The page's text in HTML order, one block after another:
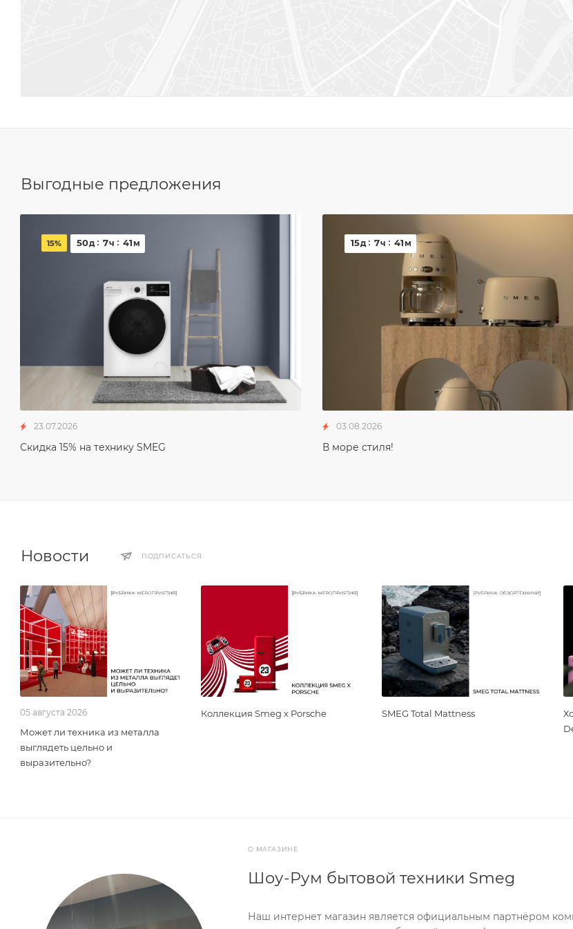
Выгодные предложения
23.07.2026
Скидка 15% на технику SMEG
15% 50д 7ч 41 м
03.08.2026
В море стиля!
15д 7ч 41 м
Новости ПОДПИСАТЬСЯ
05 августа 2026
Может ли техника из металла
выглядеть цельно и
выразительно?
Коллекция Smeg x Porsche SMEG Total Mattness
О МАГАЗИНЕ
Шоу-Рум бытовой техники Smeg
Наш интернет магазин является официальным партнёром